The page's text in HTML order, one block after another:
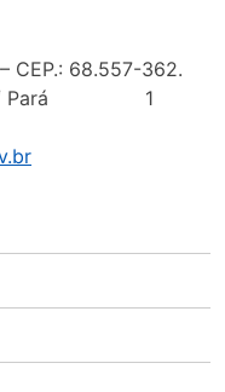
CEP.: 68.557-362.
/ Pará 1